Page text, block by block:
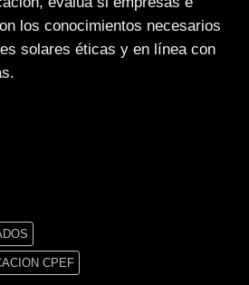
los conocimientos necesarios
solares éticas y en línea con
CPEF